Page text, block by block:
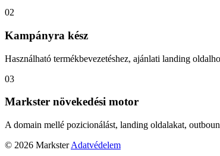
02
Kampányra kész
Használható termékbevezetéshez, ajánlati landing
03
Markster növekedési motor
A domain mellé pozicionálást, landing oldalakat,
© 2026 Markster Adatvédelem